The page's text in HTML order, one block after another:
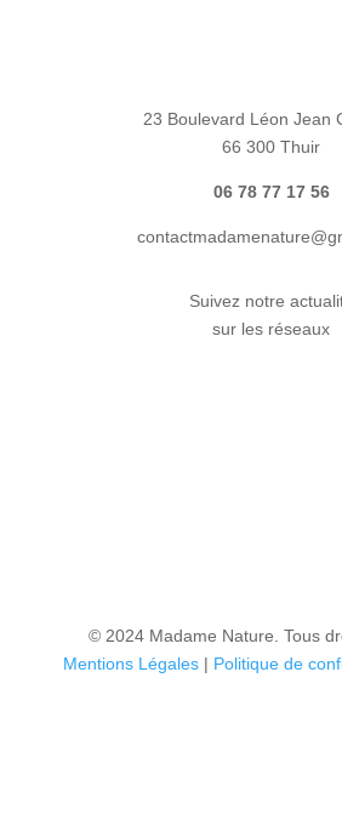
23 Boulevard Léon Jean
66 300 Thuir
06 78 77 17 56
Suivez notre
sur les réseaux
© 2024 Madame Nature. Tous
Mentions Légales | Politique de